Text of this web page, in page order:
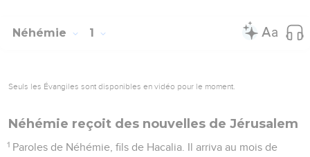
Néhémie 1
Seuls les Évangiles sont disponibles en vidéo pour le moment.
Néhémie reçoit des nouvelles de Jérusalem
1 Paroles de Néhémie, fils de Hacalia. Il arriva au mois de